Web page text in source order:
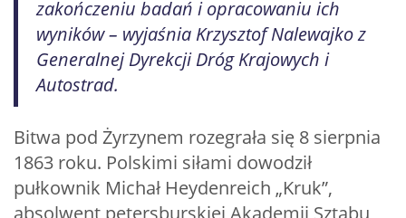
zakończeniu badań i opracowaniu ich
wyników – wyjaśnia Krzysztof Nalewajko z
Generalnej Dyrekcji Dróg Krajowych i
Autostrad.
Bitwa pod Żyrzynem rozegrała się 8 sierpnia
1863 roku. Polskimi siłami dowodził
pułkownik Michał Heydenreich „Kruk”,
absolwent petersburskiej Akademii Sztabu